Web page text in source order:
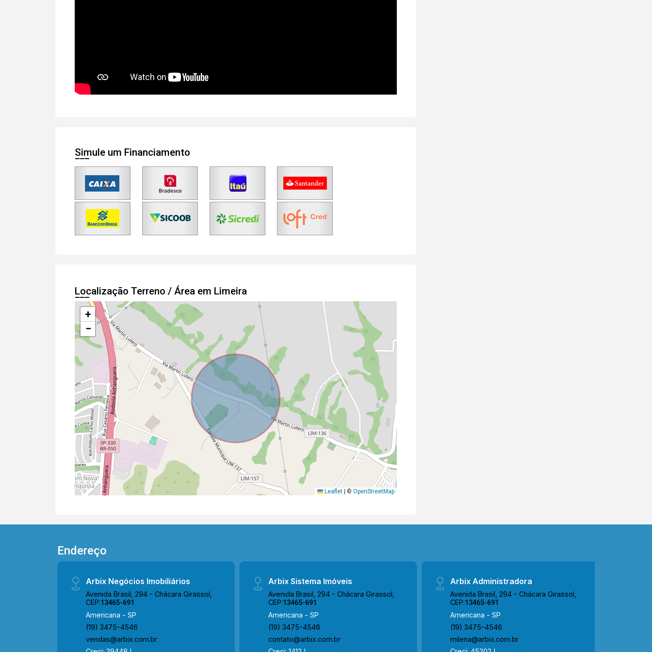
Simule um Financiamento
Localização Terreno / Área em Limeira
+
−
Leaflet © OpenStreetMap
Endereço
Arbix Negócios Imobiliários
Avenida Brasil, 294 - Chácara Girassol,
CEP:13465-691
Americana - SP
(19) 3475-4546
vendas@arbix.com.br
Arbix Sistema Imóveis
Avenida Brasil, 294 - Chácara Girassol,
CEP:13465-691
Americana - SP
(19) 3475-4546
contato@arbix.com.br
Arbix Administradora
Avenida Brasil, 294 - Chácara Girassol,
CEP:13465-691
Americana - SP
(19) 3475-4546
milena@arbix.com.br